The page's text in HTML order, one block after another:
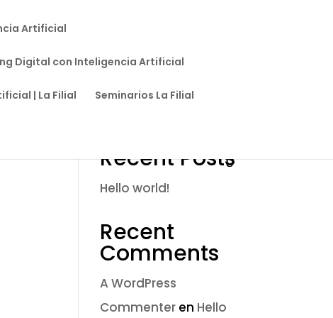
Artificial
Digital con Inteligencia Artificial
| La Filial Seminarios La Filial
Recent Posts
Hello world!
Recent
Comments
A WordPress
Commenter en Hello